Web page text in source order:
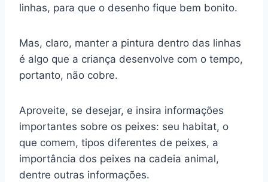
linhas, para que o desenho fique bem bonito.
Mas, claro, manter a pintura dentro das linhas
é algo que a criança desenvolve com o tempo,
portanto, não cobre.
Aproveite, se desejar, e insira informações
importantes sobre os peixes: seu habitat, o
que comem, tipos diferentes de peixes, a
importância dos peixes na cadeia animal,
dentre outras informações.